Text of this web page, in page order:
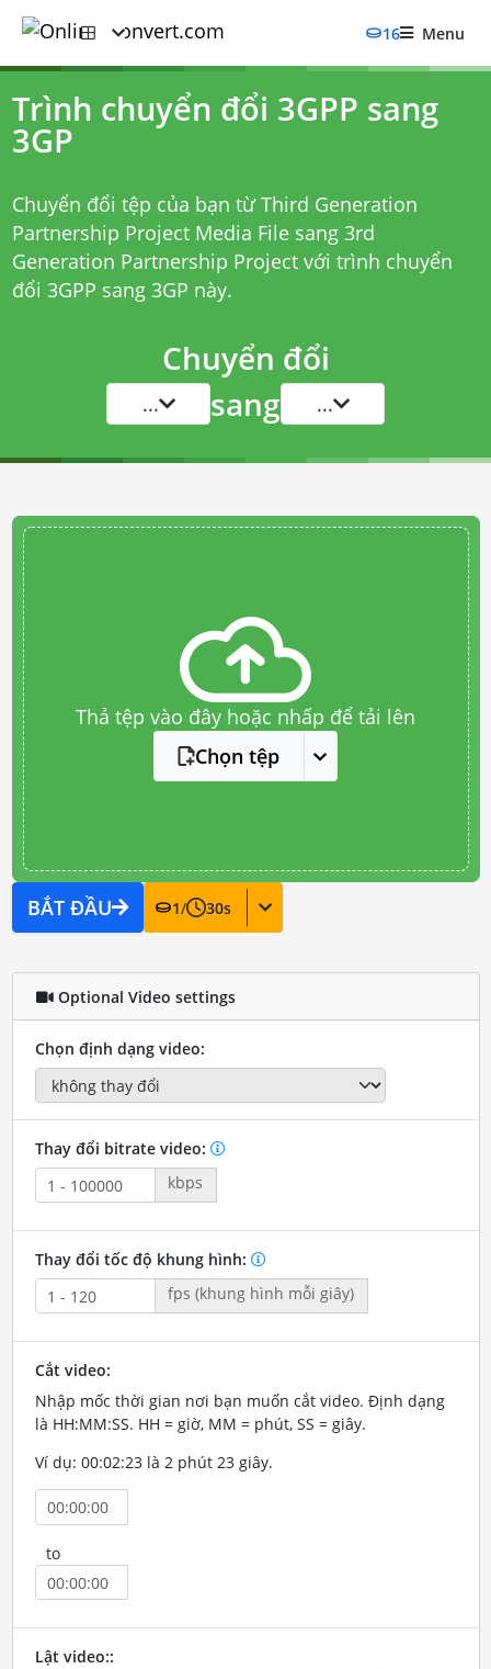
16 Menu
Trình chuyển đổi 3GPP sang
3GP
Chuyển đổi tệp của bạn từ Third Generation
Partnership Project Media File sang 3rd
Generation Partnership Project với trình chuyển
đổi 3GPP sang 3GP này.
Chuyển đổi
... sang ...
Thả tệp vào đây hoặc nhấp để tải lên
Chọn tệp
BẮT ĐẦU 1/ 30s
Optional Video settings
Chọn định dạng video:
Thay đổi bitrate video:
kbps
Thay đổi tốc độ khung hình:
fps (khung hình mỗi giây)
Cắt video:
Nhập mốc thời gian nơi bạn muốn cắt video. Định dạng
là HH:MM:SS. HH = giờ, MM = phút, SS = giây.
Ví dụ: 00:02:23 là 2 phút 23 giây.
to
Lật video::